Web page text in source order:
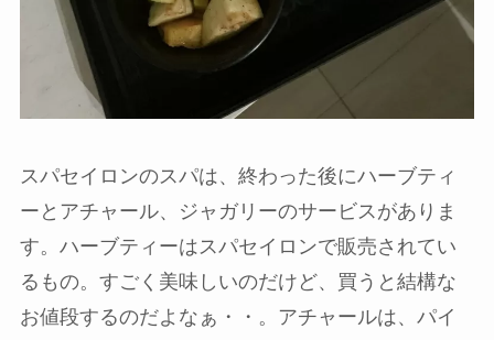
スパセイロンのスパは、終わった後にハーブティ
ーとアチャール、ジャガリーのサービスがありま
す。ハーブティーはスパセイロンで販売されてい
るもの。すごく美味しいのだけど、買うと結構な
お値段するのだよなぁ・・。アチャールは、パイ